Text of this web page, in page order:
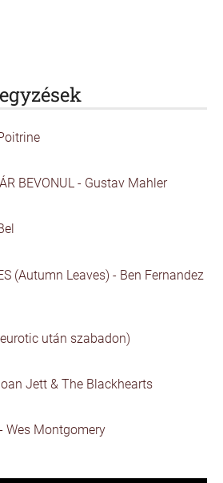
BEVONUL - Gustav Mahler
(Autumn Leaves) - Ben Fernandez
után szabadon)
Jett & The Blackhearts
Wes Montgomery